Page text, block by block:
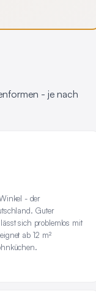
- je nach
- der
Guter
sich problemlos mit
ab 12 m²